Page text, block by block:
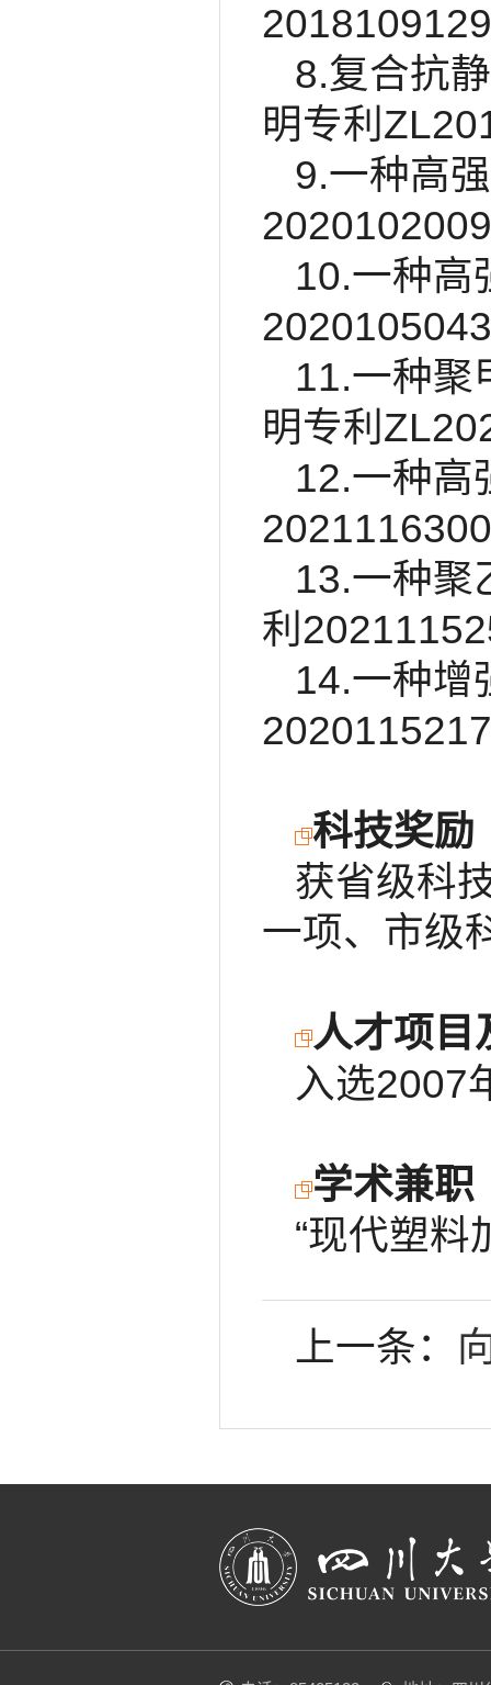
8.复合抗
明专利
9.一种高
10.一种高
11.一种聚
明专利
12.一种高
13.一种聚
利
14.一种增
科技奖励
获省级科
一项、市级
人才项目
入选2007
学术兼职
“现代塑料
上一条：